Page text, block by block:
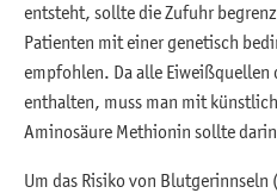
entsteht, sollte die Zufuhr
Patienten mit einer genetisch
empfohlen. Da alle Eiweißquellen
enthalten, muss man mit
Aminosäure Methionin sollte
Um das Risiko von